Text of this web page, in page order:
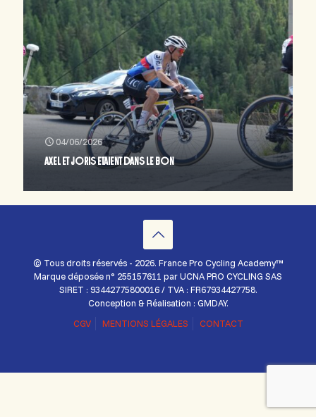
04/06/2026
AXEL ET JORIS ETAIENT DANS LE BON
© Tous droits réservés - 2026. France Pro Cycling Academy™
Marque déposée n° 255157611 par UCNA PRO CYCLING SAS
SIRET : 93442775800016 / TVA : FR67934427758.
Conception & Réalisation : GMDAY.
CGV
MENTIONS LÉGALES CONTACT